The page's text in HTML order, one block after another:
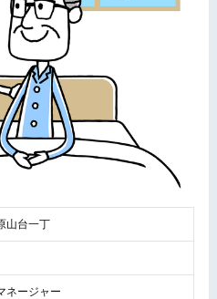
山台一丁
ネージャー